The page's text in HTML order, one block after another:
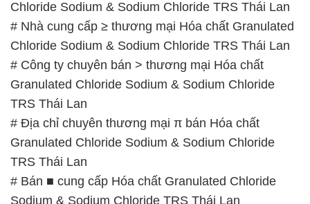
Chloride Sodium & Sodium Chloride TRS Thái Lan
# Nhà cung cấp ≥ thương mại Hóa chất Granulated
Chloride Sodium & Sodium Chloride TRS Thái Lan
# Công ty chuyên bán > thương mại Hóa chất
Granulated Chloride Sodium & Sodium Chloride
TRS Thái Lan
# Địa chỉ chuyên thương mại π bán Hóa chất
Granulated Chloride Sodium & Sodium Chloride
TRS Thái Lan
# Bán ■ cung cấp Hóa chất Granulated Chloride
Sodium & Sodium Chloride TRS Thái Lan